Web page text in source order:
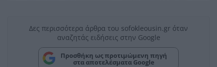
Δες περισσότερα άρθρα του sofokleousin.gr όταν
αναζητάς ειδήσεις στην Google
Προσθήκη ως προτιμώμενη πηγή
στα αποτελέσματα Google